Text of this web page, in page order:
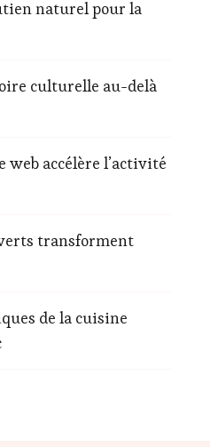
naturel pour la
culturelle au-delà
web accélère l’activité
transforment
de la cuisine